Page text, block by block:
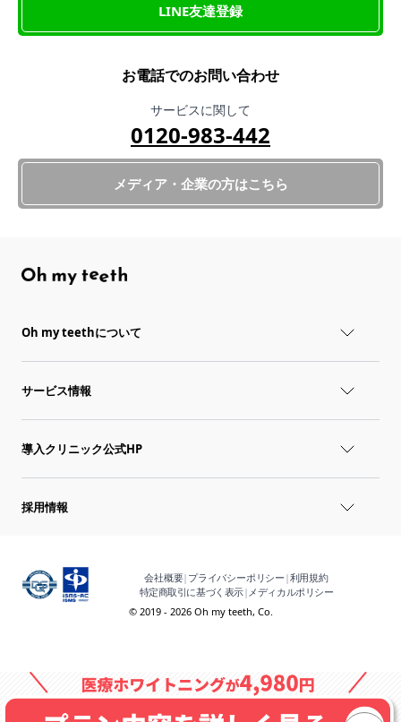
LINE友達登録
お電話でのお問い合わせ
サービスに関して
0120-983-442
メディア・企業の方はこちら
Oh my teethについて
サービス情報
導入クリニック公式HP
採用情報
会社概要| プライバシーポリシー |利用規約
特定商取引に基づく表示| メディカルポリシー
© 2019 - 2026 Oh my teeth, Co.